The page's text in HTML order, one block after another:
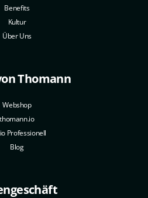
Benefits
Kultur
Über Uns
Thomann
Webshop
thomann.io
Professionell
Blog